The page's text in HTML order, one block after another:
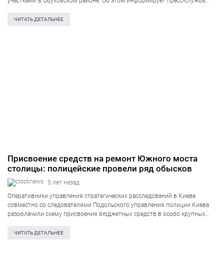
механизм присвоения земли через продажу подконтрольной частной
ЧИТАТЬ ДЕТАЛЬНЕЕ
Присвоение средств на ремонт Южного моста
столицы: полицейские провели ряд обысков
5 лет назад
Оперативники управления стратегических расследований в Киеве
совместно со следователями Подольского управления полиции Киева
разоблачили схему присвоения бюджетных средств в особо крупных
составила 148 миллионов гривен. Денежные средства предназначались
ЧИТАТЬ ДЕТАЛЬНЕЕ